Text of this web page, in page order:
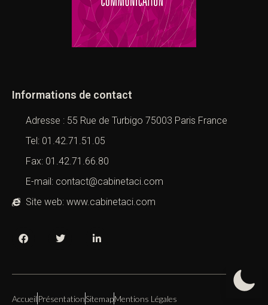
Informations de contact
Adresse : 55 Rue de Turbigo 75003 Paris France
Tel: 01.42.71.51.05
Fax: 01.42.71.66.80
E-mail: contact@cabinetaci.com
Site web: www.cabinetaci.com
Accueil PrésentationSitemapMentions Légales